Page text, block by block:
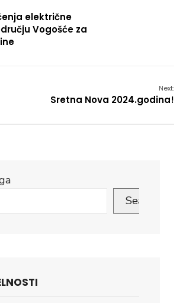
električne
Vogošće za
Next:
Sretna Nova 2024.godina!
Search